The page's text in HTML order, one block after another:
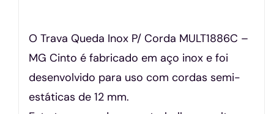
O Trava Queda Inox P/ Corda MULT1886C –
MG Cinto é fabricado em aço inox e foi
desenvolvido para uso com cordas semi-
estáticas de 12 mm.